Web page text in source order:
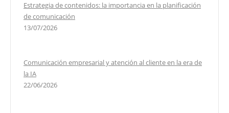
Estrategia de contenidos: la importancia en la planificación
de comunicación
13/07/2026
Comunicación empresarial y atención al cliente en la era de
la IA
22/06/2026